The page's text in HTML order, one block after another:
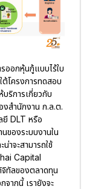
ออกหุ้นกู้แบบไร้ใบ
โครงการทดสอบ
ริการเกี่ยวกับ
สำนักงาน ก.ล.ต.
ยี DLT หรือ
ของระบบงานใน
าจะสามารถใช้
Capital
ทัลของตลาดทุน
ากนี้ เรายังจะ